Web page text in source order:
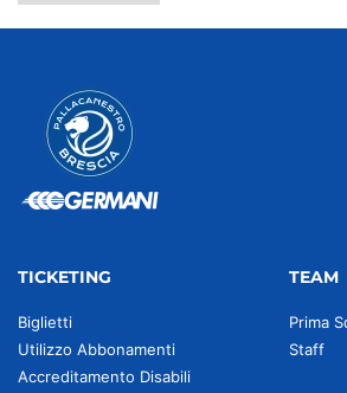
TICKETING
Biglietti
Utilizzo Abbonamenti
Accreditamento Disabili
TEAM
Prima
Staff